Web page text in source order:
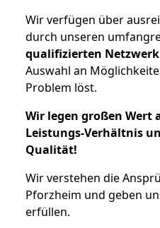
Wir verfügen über
durch unseren
qualifizierten Netzwerk
Auswahl an
Problem löst.
Wir legen großen Wert
Leistungs-Verhältnis
Qualität!
Wir verstehen die
Pforzheim und geben
erfüllen.